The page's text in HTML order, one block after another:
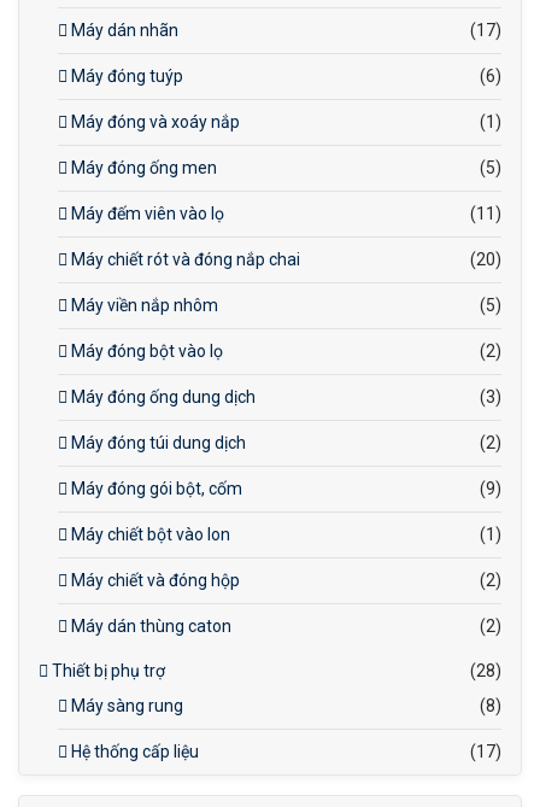
Máy dán nhãn (17)
Máy đóng tuýp (6)
Máy đóng và xoáy nắp (1)
Máy đóng ống men (5)
Máy đếm viên vào lọ (11)
Máy chiết rót và đóng nắp chai (20)
Máy viền nắp nhôm (5)
Máy đóng bột vào lọ (2)
Máy đóng ống dung dịch (3)
Máy đóng túi dung dịch (2)
Máy đóng gói bột, cốm (9)
Máy chiết bột vào lon (1)
Máy chiết và đóng hộp (2)
Máy dán thùng caton (2)
Thiết bị phụ trợ
(28)
Máy sàng rung
(8)
Hệ thống cấp liệu (17)